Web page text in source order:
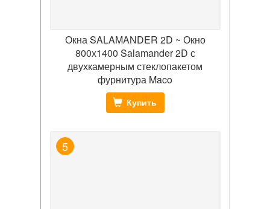
Окна SALAMANDER 2D ~ Окно
800х1400 Salamander 2D с
двухкамерным стеклопакетом
фурнитура Maco
Купить